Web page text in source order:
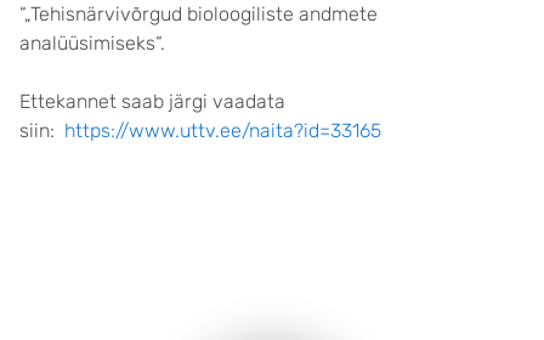
“„Tehisnärvivõrgud bioloogiliste andmete
analüüsimiseks“.
Ettekannet saab järgi vaadata
siin: https://www.uttv.ee/naita?id=33165